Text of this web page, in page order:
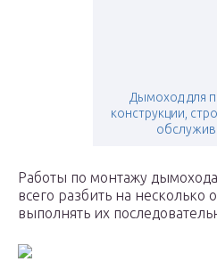
Дымоход для
конструкции,
Работы по монтажу
всего разбить на несколько
выполнять их